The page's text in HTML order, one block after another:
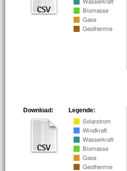
Legende:
Download: